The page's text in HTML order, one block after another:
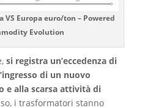
VS Europa euro/ton – Powered
Evolution
si registra un’eccedenza di
di un nuovo
e alla scarsa attività di
i trasformatori stanno